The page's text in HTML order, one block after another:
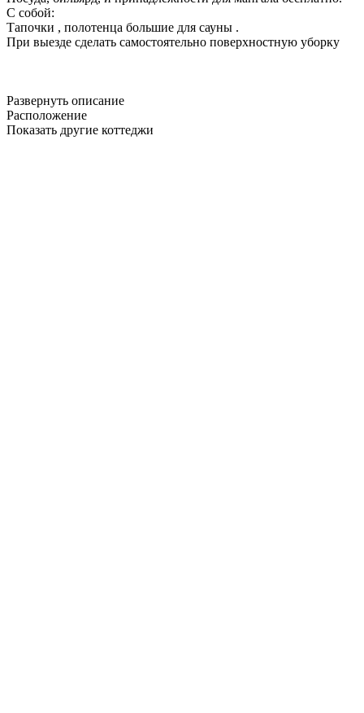
С собой:
Тапочки , полотенца большие для сауны .
При выезде сделать самостоятельно поверхностную уборку
Развернуть описание
Расположение
Показать другие коттеджи